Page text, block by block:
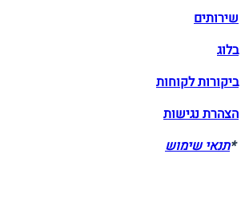
שירותים
בלוג
ביקורות לקוחות
הצהרת נגישות
*תנאי שימוש